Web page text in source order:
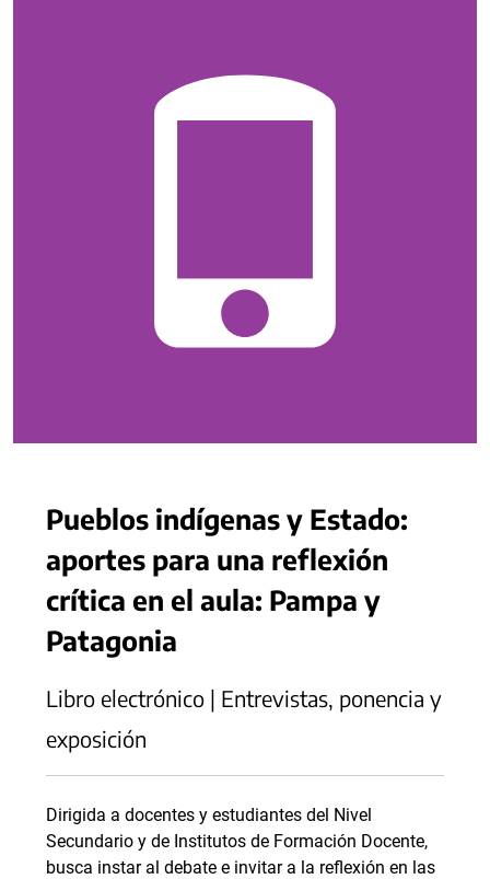
Pueblos indígenas y Estado:
aportes para una reflexión
crítica en el aula: Pampa y
Patagonia
Libro electrónico | Entrevistas, ponencia y
exposición
Dirigida a docentes y estudiantes del Nivel
Secundario y de Institutos de Formación Docente,
busca instar al debate e invitar a la reflexión en las